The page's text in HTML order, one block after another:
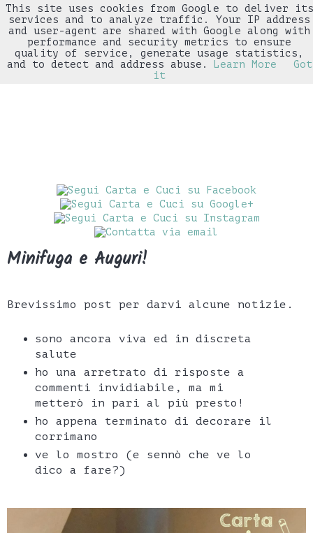
▼
Minifuga e Auguri!
Brevissimo post per darvi alcune notizie.
sono ancora viva ed in discreta
salute
ho una arretrato di risposte a
commenti invidiabile, ma mi
metterò in pari al più presto!
ho appena terminato di decorare il
corrimano
ve lo mostro (e sennò che ve lo
dico a fare?)
This site uses cookies from Google to deliver its
services and to analyze traffic. Your IP address
and user-agent are shared with Google along with
performance and security metrics to ensure
quality of service, generate usage statistics,
and to detect and address abuse.
Learn More
Got
it